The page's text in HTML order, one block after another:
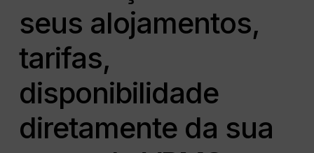
seus alojamentos,
tarifas,
disponibilidade
diretamente da sua